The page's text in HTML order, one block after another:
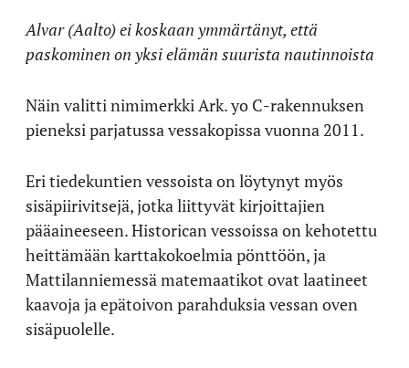
Alvar (Aalto) ei koskaan ymmärtänyt, että
paskominen on yksi elämän suurista nautinnoista
Näin valitti nimimerkki Ark. yo C-rakennuksen
pieneksi parjatussa vessakopissa vuonna 2011.
Eri tiedekuntien vessoista on löytynyt myös
sisäpiirivitsejä, jotka liittyvät kirjoittajien
pääaineeseen. Historican vessoissa on kehotettu
heittämään karttakokoelmia pönttöön, ja
Mattilanniemessä matemaatikot ovat laatineet
kaavoja ja epätoivon parahduksia vessan oven
sisäpuolelle.